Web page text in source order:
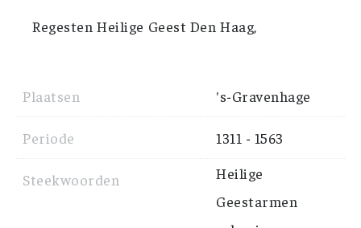
Regesten Heilige Geest Den Haag,
Plaatsen 's-Gravenhage
Periode 1311 - 1563
Steekwoorden
Heilige
Geestarmen